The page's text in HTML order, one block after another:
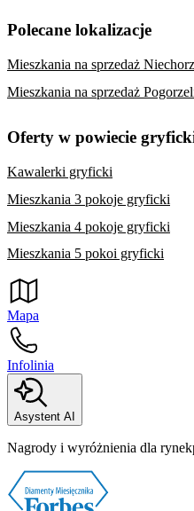
Polecane lokalizacje
Mieszkania na sprzedaż
Mieszkania na sprzedaż
Oferty w powiecie
Kawalerki gryficki
Mieszkania 3 pokoje gryficki
Mieszkania 4 pokoje gryficki
Mieszkania 5 pokoi gryficki
Mapa
Infolinia
Asystent AI
Nagrody i wyróżnienia dla